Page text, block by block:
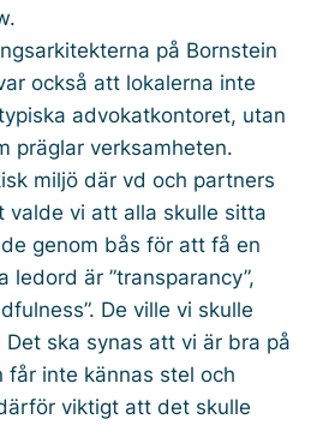
på Bornstein
också att lokalerna inte
advokatkontoret, utan
präglar verksamheten.
miljö där vd och partners
valde vi att alla skulle sitta
genom­­ bås för att få en
ledord är ”transparancy”,
De ville vi skulle
ska synas att vi är bra på
får inte kännas stel och
viktigt att det skulle